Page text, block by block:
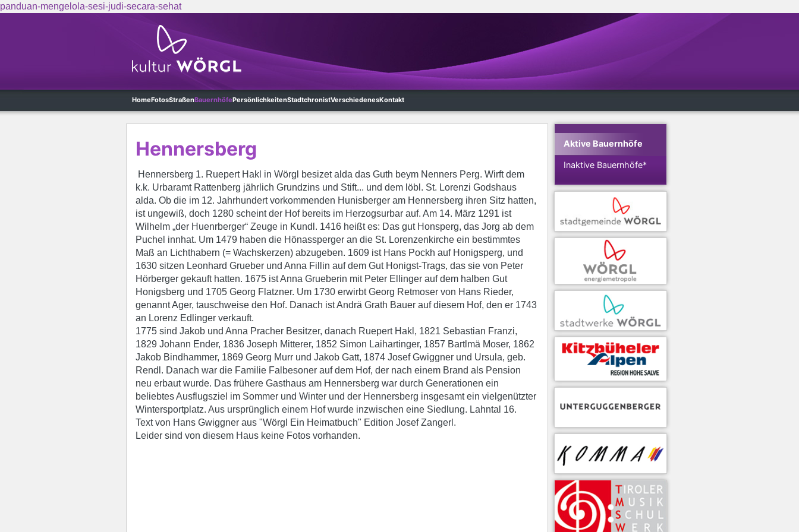
panduan-mengelola-sesi-judi-secara-sehat
HomeFotosStraßenBauernhöfePersönlichkeitenStadtchronistVerschiedenesKontakt
Hennersberg
Hennersberg 1. Ruepert Hakl in Wörgl besizet alda das Guth beym Nenners Perg. Wirft dem
k.k. Urbaramt Rattenberg jährlich Grundzins und Stift... und dem löbl. St. Lorenzi Godshaus
alda. Ob die im 12. Jahrhundert vorkommenden Hunisberger am Hennersberg ihren Sitz hatten,
ist ungewiß, doch 1280 scheint der Hof bereits im Herzogsurbar auf. Am 14. März 1291 ist
Wilhelm „der Huenrberger“ Zeuge in Kundl. 1416 heißt es: Das gut Honsperg, das Jorg ab dem
Puchel innhat. Um 1479 haben die Hönassperger an die St. Lorenzenkirche ein bestimmtes
Maß an Lichthabern (= Wachskerzen) abzugeben. 1609 ist Hans Pockh auf Honigsperg, und
1630 sitzen Leonhard Grueber und Anna Fillin auf dem Gut Honigst-Trags, das sie von Peter
Hörberger gekauft hatten. 1675 ist Anna Grueberin mit Peter Ellinger auf dem halben Gut
Honigsberg und 1705 Georg Flatzner. Um 1730 erwirbt Georg Retmoser von Hans Rieder,
genannt Ager, tauschweise den Hof. Danach ist Andrä Grath Bauer auf diesem Hof, den er 1743
an Lorenz Edlinger verkauft.
1775 sind Jakob und Anna Pracher Besitzer, danach Ruepert Hakl, 1821 Sebastian Franzi,
1829 Johann Ender, 1836 Joseph Mitterer, 1852 Simon Laihartinger, 1857 Bartlmä Moser, 1862
Jakob Bindhammer, 1869 Georg Murr und Jakob Gatt, 1874 Josef Gwiggner und Ursula, geb.
Rendl. Danach war die Familie Falbesoner auf dem Hof, der nach einem Brand als Pension
neu erbaut wurde. Das frühere Gasthaus am Hennersberg war durch Generationen ein
beliebtes Ausflugsziel im Sommer und Winter und der Hennersberg insgesamt ein vielgenützter
Wintersportplatz. Aus ursprünglich einem Hof wurde inzwischen eine Siedlung. Lahntal 16.
Text von Hans Gwiggner aus "Wörgl Ein Heimatbuch" Edition Josef Zangerl.
Leider sind von diesem Haus keine Fotos vorhanden.
Aktive Bauernhöfe
Inaktive Bauernhöfe*